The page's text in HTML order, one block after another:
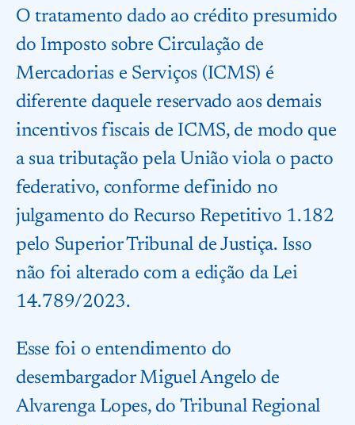
O tratamento dado ao crédito presumido
do Imposto sobre Circulação de
Mercadorias e Serviços (ICMS) é
diferente daquele reservado aos demais
incentivos fiscais de ICMS, de modo que
a sua tributação pela União viola o pacto
federativo, conforme definido no
julgamento do Recurso Repetitivo 1.182
pelo Superior Tribunal de Justiça. Isso
não foi alterado com a edição da Lei
14.789/2023.
Esse foi o entendimento do
desembargador Miguel Angelo de
Alvarenga Lopes, do Tribunal Regional